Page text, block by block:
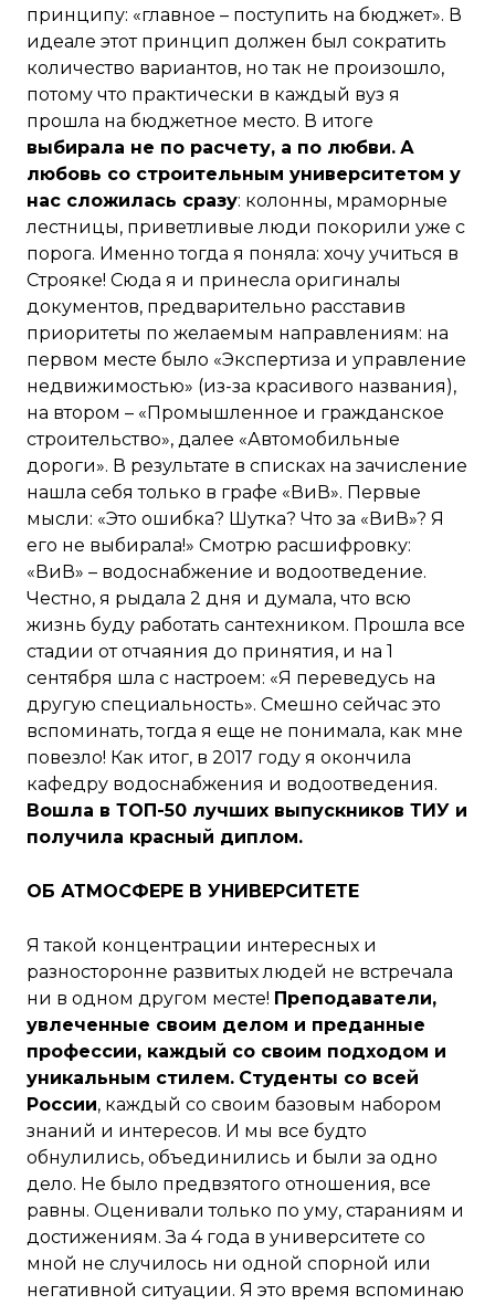
принципу: «главное – поступить на бюджет». В
идеале этот принцип должен был сократить
количество вариантов, но так не произошло,
потому что практически в каждый вуз я
прошла на бюджетное место. В итоге
выбирала не по расчету, а по любви. А
любовь со строительным университетом у
нас сложилась сразу: колонны, мраморные
лестницы, приветливые люди покорили уже с
порога. Именно тогда я поняла: хочу учиться в
Строяке! Сюда я и принесла оригиналы
документов, предварительно расставив
приоритеты по желаемым направлениям: на
первом месте было «Экспертиза и управление
недвижимостью» (из-за красивого названия),
на втором – «Промышленное и гражданское
строительство», далее «Автомобильные
дороги». В результате в списках на зачисление
нашла себя только в графе «ВиВ». Первые
мысли: «Это ошибка? Шутка? Что за «ВиВ»? Я
его не выбирала!» Смотрю расшифровку:
«ВиВ» – водоснабжение и водоотведение.
Честно, я рыдала 2 дня и думала, что всю
жизнь буду работать сантехником. Прошла все
стадии от отчаяния до принятия, и на 1
сентября шла с настроем: «Я переведусь на
другую специальность». Смешно сейчас это
вспоминать, тогда я еще не понимала, как мне
повезло! Как итог, в 2017 году я окончила
кафедру водоснабжения и водоотведения.
Вошла в ТОП-50 лучших выпускников ТИУ и
получила красный диплом.
ОБ АТМОСФЕРЕ В УНИВЕРСИТЕТЕ
Я такой концентрации интересных и
разносторонне развитых людей не встречала
ни в одном другом месте! Преподаватели,
увлеченные своим делом и преданные
профессии, каждый со своим подходом и
уникальным стилем. Студенты со всей
России, каждый со своим базовым набором
знаний и интересов. И мы все будто
обнулились, объединились и были за одно
дело. Не было предвзятого отношения, все
равны. Оценивали только по уму, стараниям и
достижениям. За 4 года в университете со
мной не случилось ни одной спорной или
негативной ситуации. Я это время вспоминаю